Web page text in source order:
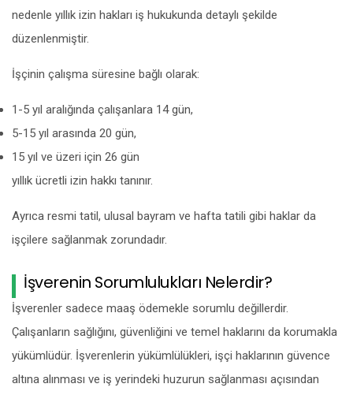
nedenle yıllık izin hakları iş hukukunda detaylı şekilde
düzenlenmiştir.
İşçinin çalışma süresine bağlı olarak:
1-5 yıl aralığında çalışanlara 14 gün,
5-15 yıl arasında 20 gün,
15 yıl ve üzeri için 26 gün
yıllık ücretli izin hakkı tanınır.
Ayrıca resmi tatil, ulusal bayram ve hafta tatili gibi haklar da
işçilere sağlanmak zorundadır.
İşverenin Sorumlulukları Nelerdir?
İşverenler sadece maaş ödemekle sorumlu değillerdir.
Çalışanların sağlığını, güvenliğini ve temel haklarını da korumakla
yükümlüdür. İşverenlerin yükümlülükleri, işçi haklarının güvence
altına alınması ve iş yerindeki huzurun sağlanması açısından